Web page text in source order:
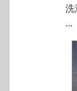
洗
...